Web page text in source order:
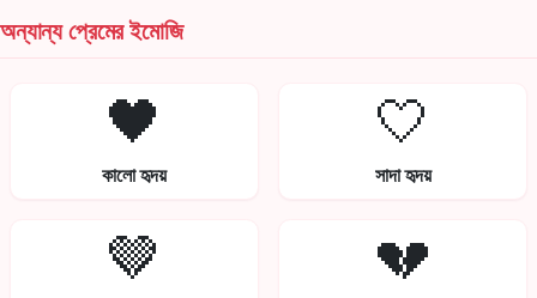
অন্যান্য প্রেমের ইমোজি
🖤
কালো হৃদয়
🤍
সাদা হৃদয়
🤎 💔